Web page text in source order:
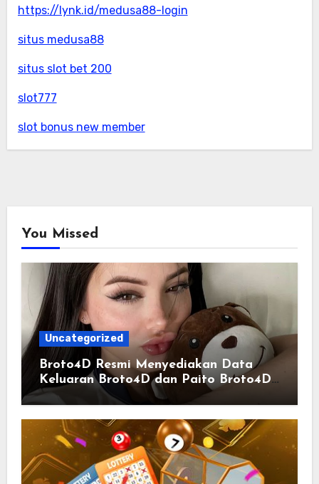
https://lynk.id/medusa88-login
situs medusa88
situs slot bet 200
slot777
slot bonus new member
You Missed
Uncategorized
Broto4D Resmi Menyediakan Data
Keluaran Broto4D dan Paito Broto4D
yang Selalu Diperbarui